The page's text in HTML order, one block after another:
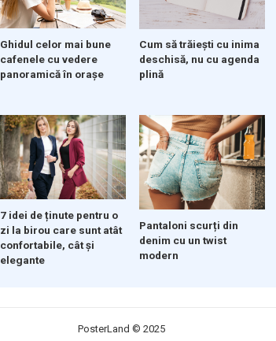
Ghidul celor mai bune
cafenele cu vedere
panoramică în orașe
Cum să trăiești cu inima
deschisă, nu cu agenda
plină
7 idei de ținute pentru o
zi la birou care sunt atât
confortabile, cât și
elegante
Pantaloni scurți din
denim cu un twist
modern
PosterLand © 2025